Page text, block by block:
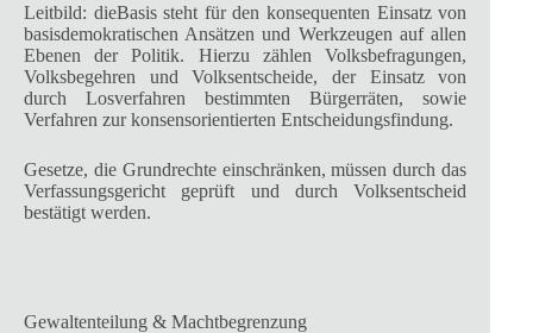
Leitbild: dieBasis steht für den konsequenten Einsatz von
basisdemokratischen Ansätzen und Werkzeugen auf allen
Ebenen der Politik. Hierzu zählen Volksbefragungen,
Volksbegehren und Volksentscheide, der Einsatz von
durch Losverfahren bestimmten Bürgerräten, sowie
Verfahren zur konsensorientierten Entscheidungsfindung.
Gesetze, die Grundrechte einschränken, müssen durch das
Verfassungsgericht geprüft und durch Volksentscheid
bestätigt werden.
Gewaltenteilung & Machtbegrenzung